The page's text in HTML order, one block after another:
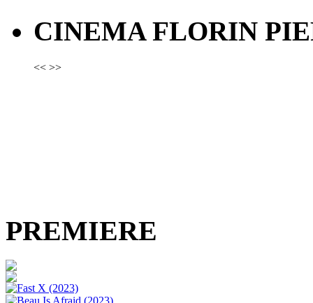
CINEMA FLORIN
<< >>
PREMIERE